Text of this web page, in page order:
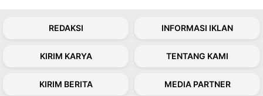
REDAKSI INFORMASI IKLAN
KIRIM KARYA TENTANG KAMI
KIRIM BERITA MEDIA PARTNER